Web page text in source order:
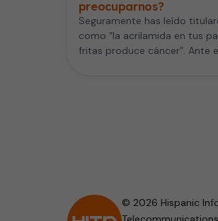
preocuparnos?
Seguramente has leído
como “la acrilamida en tus
fritas produce cáncer”. Ante
© 2026 Hispanic